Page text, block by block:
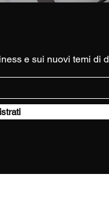
e sui nuovi temi di